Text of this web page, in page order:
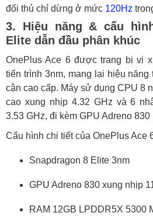
đối thủ chỉ dừng ở mức 120Hz
3. Hiệu năng & cấu
Elite dẫn đầu phân khúc
OnePlus Ace 6 được trang bị vi
tiến trình 3nm, mang lại hiệu
cận cao cấp. Máy sử dụng CPU 8
cao xung nhịp 4.32 GHz và 6
3.53 GHz, đi kèm GPU Adreno 830
Cấu hình chi tiết của OnePlus Ace
Snapdragon 8 Elite 3nm
GPU Adreno 830 xung nhịp
RAM 12GB LPDDR5X 5300